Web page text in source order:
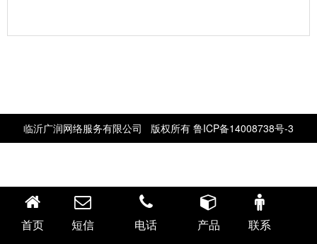
临沂广润网络服务有限公司 版权所有 鲁ICP备14008738号-3
首页 短信 电话 产品 联系